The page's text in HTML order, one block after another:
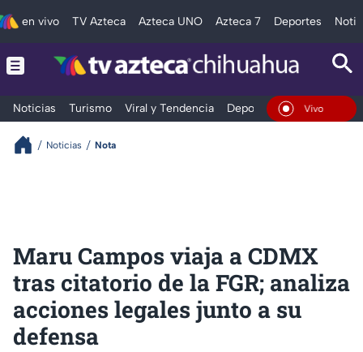
en vivo TV Azteca Azteca UNO Azteca 7 Deportes
Noticias Turismo Viral y Tendencia Deportes Espectáculos
En Vivo
Noticias Nota
Maru Campos viaja a CDMX
tras citatorio de la FGR; analiza
acciones legales junto a su
defensa